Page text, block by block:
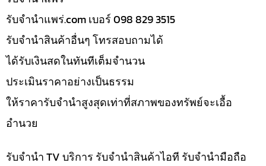
รับจํานําแพร่.com เบอร์ 098 829 3515
รับจำนำสินค้าอื่นๆ โทรสอบถามได้
ได้รับเงินสดในทันทีเต็มจำนวน
ประเมินราคาอย่างเป็นธรรม
ให้ราคารับจำนำสูงสุดเท่าที่สภาพของทรัพย์จะเอื้อ
อำนวย
รับจำนำ TV บริการ รับจำนำสินค้าไอที รับจำนำมือถือ